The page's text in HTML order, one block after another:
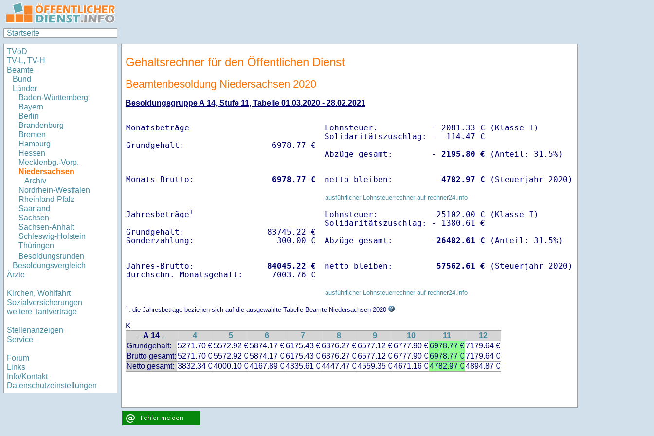
Startseite
TVöD
TV-L, TV-H
Beamte
Bund
Länder
Baden-Württemberg
Bayern
Berlin
Brandenburg
Bremen
Hamburg
Hessen
Mecklenbg.-Vorp.
Niedersachsen
Archiv
Nordrhein-Westfalen
Rheinland-Pfalz
Saarland
Sachsen
Sachsen-Anhalt
Schleswig-Holstein
Thüringen
Besoldungsrunden
Besoldungsvergleich
Ärzte
Kirchen, Wohlfahrt
Sozialversicherungen
weitere Tarifverträge
Stellenanzeigen
Service
Forum
Links
Info/Kontakt
Datenschutzeinstellungen
Gehaltsrechner für den Öffentlichen Dienst
Beamtenbesoldung Niedersachsen 2020
Besoldungsgruppe A 14, Stufe 11, Tabelle 01.03.2020 - 28.02.2021
Monatsbeträge
Lohnsteuer:           - 2081.33 € (Klasse I)
Solidaritätszuschlag: -  114.47 €
Abzüge gesamt:        -
2195.80 €
Monats-Brutto: 6978.77 € netto bleiben: 4782.97 € (Steuerjahr 2020)
ausführlicher Lohnsteuerrechner auf rechner24.info
Jahresbeträge1
Grundgehalt:                 83745.22 €
Lohnsteuer:           -25102.00 € (Klasse I)
Solidaritätszuschlag: - 1380.61 €
Abzüge gesamt:        -26482.61 €
Jahres-Brutto: 84045.22 €
netto bleiben: 57562.61 € (Steuerjahr 2020)
ausführlicher Lohnsteuerrechner auf rechner24.info
1: die Jahresbeträge beziehen sich auf die ausgewählte Tabelle Beamte Niedersachsen 2020
K
.. A 14 .. 4 5 6 7 8 9 10 11
12
Grundgehalt:
5271.70 €5572.92 €5874.17 €6175.43 €6376.27 €6577.12 €6777.90 €6978.77 €7179.64 €
Brutto gesamt: 5271.70 €5572.92 €5874.17 €6175.43 €6376.27 €6577.12 €6777.90 €6978.77 €7179.64 €
Netto gesamt: 3832.34 €4000.10 €4167.89 €4335.61 €4447.47 €4559.35 €4671.16 €4782.97 €4894.87 €